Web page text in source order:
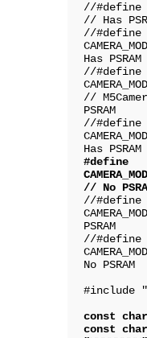
//#define
// Has
//#define
Has PSRAM
//#define
//
PSRAM
//#define
#define
//#define
PSRAM
//#define
No PSRAM
#include
const
const